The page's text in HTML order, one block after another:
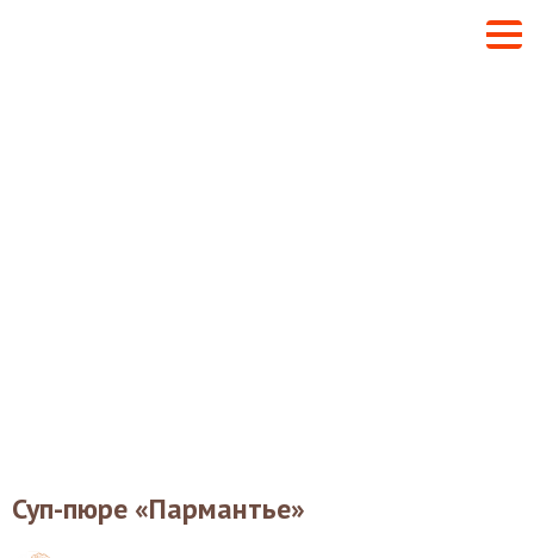
Суп-пюре «Пармантье»